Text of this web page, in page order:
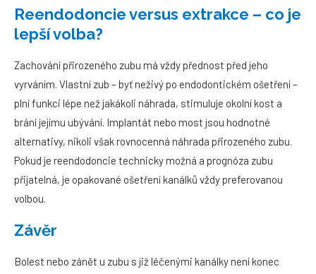
Reendodoncie versus extrakce – co je
lepší volba?
Zachování přirozeného zubu má vždy přednost před jeho
vyrváním. Vlastní zub – byť neživý po endodontickém ošetření –
plní funkci lépe než jakákoli náhrada, stimuluje okolní kost a
brání jejímu ubývání. Implantát nebo most jsou hodnotné
alternativy, nikoli však rovnocenná náhrada přirozeného zubu.
Pokud je reendodoncie technicky možná a prognóza zubu
přijatelná, je opakované ošetření kanálků vždy preferovanou
volbou.
Závěr
Bolest nebo zánět u zubu s již léčenými kanálky není konec